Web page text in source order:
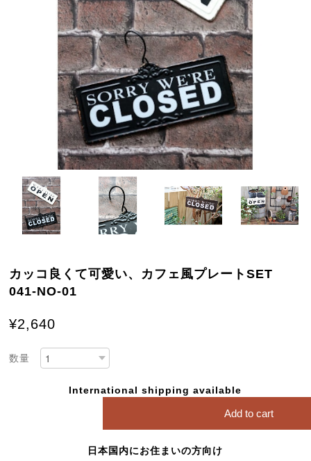
カッコ良くて可愛い、カフェ風プレートSET
041-NO-01
¥2,640
数量
International shipping available
Add to cart
日本国内にお住まいの方向け